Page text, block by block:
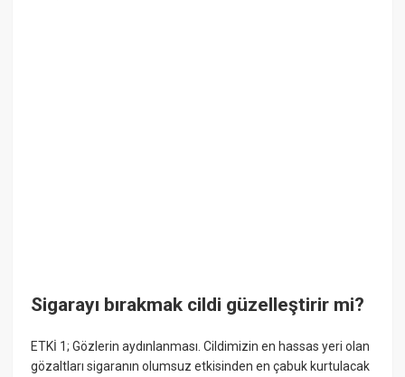
Sigarayı bırakmak cildi güzelleştirir mi?
ETKİ 1; Gözlerin aydınlanması. Cildimizin en hassas yeri olan
gözaltları sigaranın olumsuz etkisinden en çabuk kurtulacak